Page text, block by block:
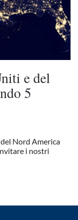
e del
5
Nord America
i nostri